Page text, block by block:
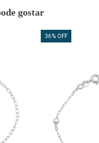
gostar
36% OFF